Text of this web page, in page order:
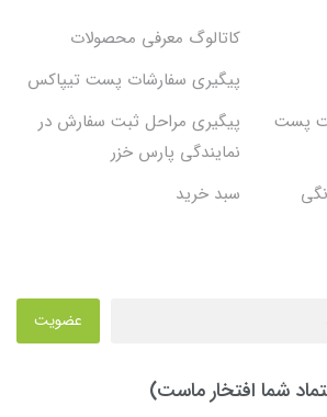
کاتالوگ معرفی محصولات
پیگیری سفارشات پست تیپاکس
پست
پیگیری مراحل ثبت سفارش در
نمایندگی پارس خزر
سبد خرید
عضویت
شما افتخار ماست)